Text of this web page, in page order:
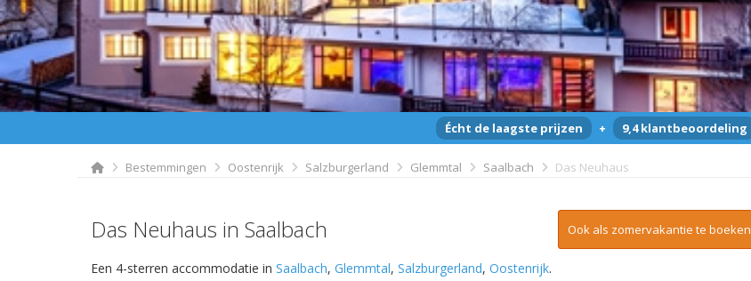
Écht de laagste prijzen + 9,4 klantbeoordeling
Bestemmingen Oostenrijk Salzburgerland Glemmtal Saalbach Das Neuhaus
Das Neuhaus in Saalbach Ook als zomervakantie te boeken
Een 4-sterren accommodatie in Saalbach, Glemmtal, Salzburgerland, Oostenrijk.